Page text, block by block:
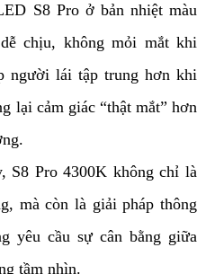
S8 Pro ở bản nhiệt màu
chịu, không mỏi mắt khi
người lái tập trung hơn khi
lại cảm giác “thật mắt” hơn
S8 Pro 4300K không chỉ là
mà còn là giải pháp thông
yêu cầu sự cân bằng giữa
tầm nhìn.